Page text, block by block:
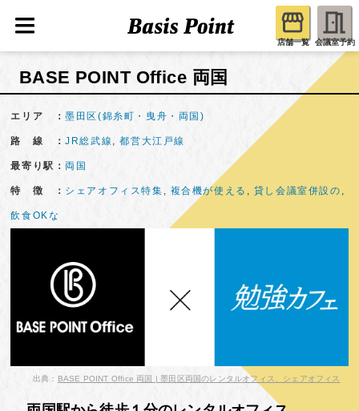
店舗一覧 会議室予約
BASE POINT Office 両国
エリア ：墨田区(錦糸町・曳舟・両国)
路 線 ：JR総武線 ,都営大江戸線
最寄り駅：両国
特 徴 ： シェアオフィス特集 , 複合機が使える , 貸し会議室併設の ,
飲食OKな
出典： BASE POINT Office 両国 | 墨田区両国のレンタルオフィス、シェアオフィス